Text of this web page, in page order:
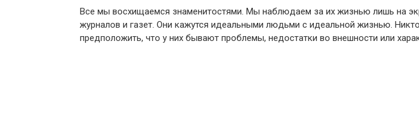
Все мы восхищаемся знаменитостями. Мы наблюдаем за их жизнью лишь на
журналов и газет. Они кажутся идеальными людьми с идеальной жизнью.
предположить, что у них бывают проблемы, недостатки во внешности или